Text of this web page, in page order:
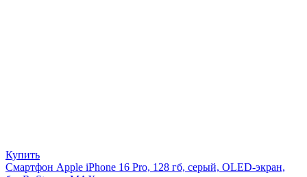
Купить
Смартфон Apple iPhone 16 Pro, 128 гб, серый, OLED-экран,